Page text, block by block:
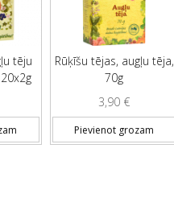
tēju
Rūķīšu tējas, augļu tēja,
70g
3,90 €
Pievienot grozam